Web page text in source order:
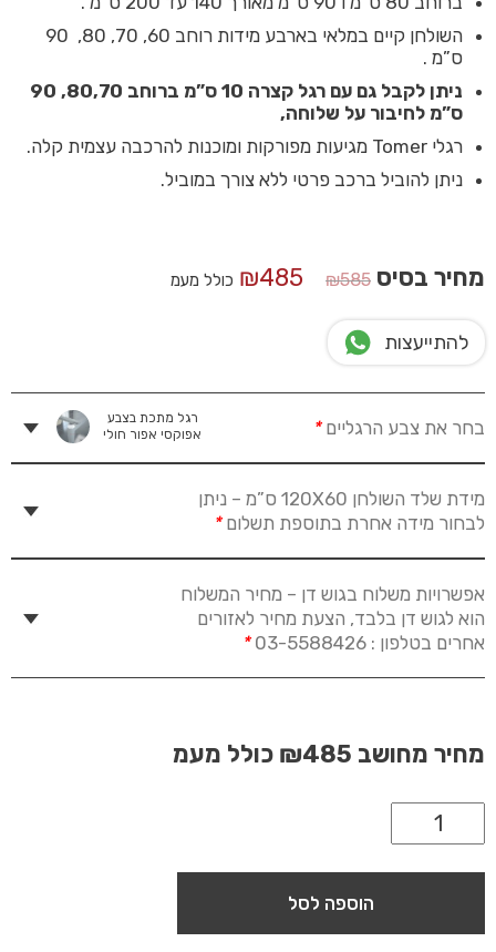
השולחן קיים במלאי בארבע מידות רוחב 60, 70, 80, 90
ס”מ .
ניתן לקבל גם עם רגל קצרה 10 ס”מ ברוחב 80,70, 90
ס”מ לחיבור על שלוחה,
רגלי Tomer מגיעות מפורקות ומוכנות להרכבה עצמית קלה.
ניתן להוביל ברכב פרטי ללא צורך במוביל.
מחיר בסיס ₪585
המחיר
₪485
המחיר
כולל מעמ
להתייעצות
בחר את צבע הרגליים*
רגל מתכת בצבע
אפוקסי אפור חולי
מידת שלד השולחן 120X60 ס”מ – ניתן
לבחור מידה אחרת בתוספת תשלום*
אפשרויות משלוח בגוש דן – מחיר המשלוח
הוא לגוש דן בלבד, הצעת מחיר לאזורים
אחרים בטלפון : 03-5588426
*
מחיר מחושב ₪485 כולל מעמ
הוספה לסל